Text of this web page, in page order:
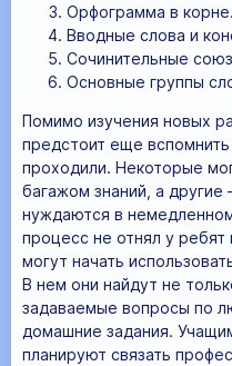
Орфограмма в корне.
Вводные слова и
Сочинительные
Основные группы
Помимо изучения новых
предстоит еще
проходили. Некоторые
багажом знаний, а
нуждаются в
процесс не отнял у
могут начать
В нем они найдут не
задаваемые вопросы по
домашние задания.
планируют связать